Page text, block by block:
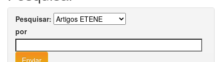
Pesquisar:
por